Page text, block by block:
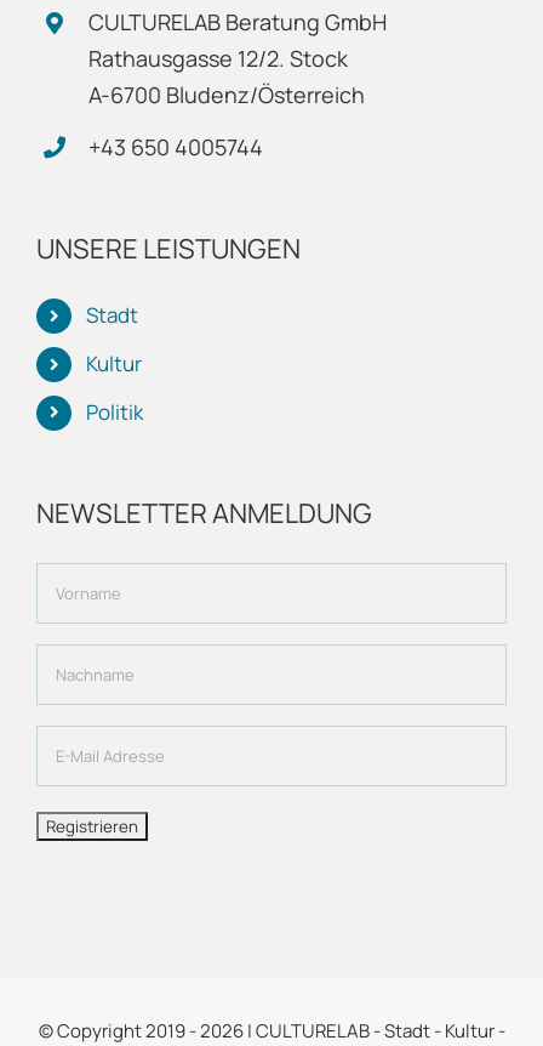
CULTURELAB Beratung GmbH
Rathausgasse 12/2. Stock
A-6700 Bludenz/Österreich
+43 650 4005744
UNSERE LEISTUNGEN
Stadt
Kultur
Politik
NEWSLETTER ANMELDUNG
© Copyright 2019 -2026 | CULTURELAB - Stadt - Kultur -